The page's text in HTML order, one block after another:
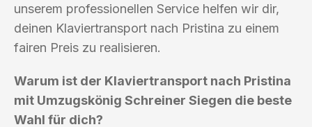
unserem professionellen Service helfen wir dir,
deinen Klaviertransport nach Pristina zu einem
fairen Preis zu realisieren.
Warum ist der Klaviertransport nach Pristina
mit Umzugskönig Schreiner Siegen die beste
Wahl für dich?